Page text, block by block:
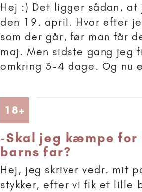
Hej :) Det ligger sådan,
den 19. april. Hvor efter
som der går, før man får
maj. Men sidste gang jeg
omkring 3-4 dage. Og nu
18+
-Skal jeg kæmpe
barns far?
Hej, jeg skriver vedr. mit
stykker, efter vi fik et lille